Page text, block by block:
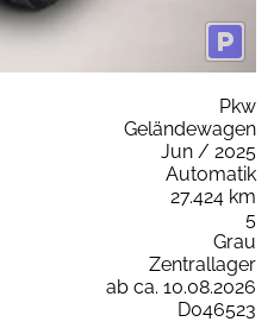
Pkw
Geländewagen
Jun / 2025
Automatik
27.424 km
5
Grau
Zentrallager
ab ca. 10.08.2026
D046523